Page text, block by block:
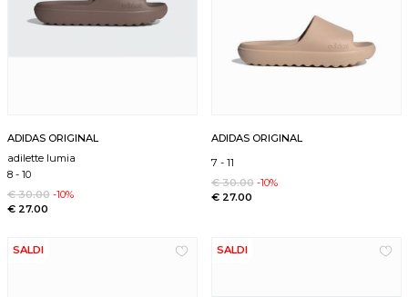
ADIDAS ORIGINAL
adilette lumia
8 -10
€ 30.00 -10%
€ 27.00
ADIDAS ORIGINAL
7 -11
€ 30.00 -10%
€ 27.00
SALDI SALDI